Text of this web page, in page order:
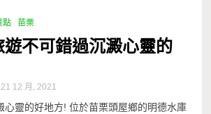
點 苗栗
不可錯過沉澱心靈的
12 月, 2021
心靈的好地方! 位於苗栗頭屋鄉的明德水庫